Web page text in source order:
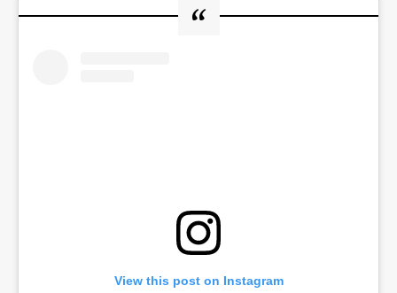
View this post on Instagram